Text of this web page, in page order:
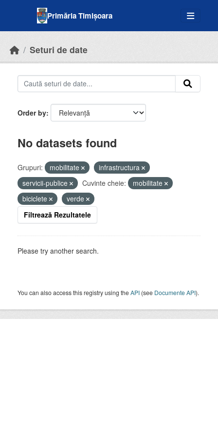
Primăria Timișoara
Seturi de date
Order by
No datasets found
Grupuri: mobilitate
infrastructura
servicii-publice
Cuvinte cheie:
mobilitate
biciclete
verde
Filtrează Rezultatele
Please try another search.
You can also access this registry using theAPI (see Documente API).